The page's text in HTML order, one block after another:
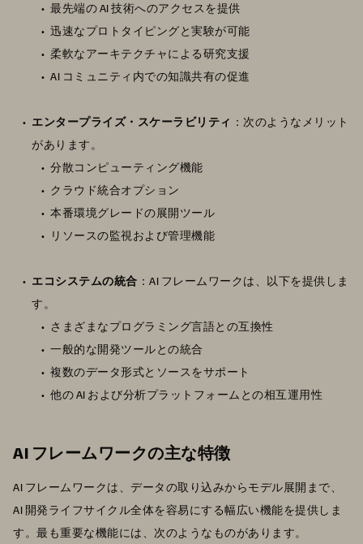
最先端の AI 技術へのアクセスを提供
迅速なプロトタイピングと実験が可能
柔軟なアーキテクチャによる研究支援
AI コミュニティ内での知識共有の促進
エンタープライズ・スケーラビリティ ：次のようなメリット
があります。
分散コンピューティング機能
クラウド統合オプション
本番環境グレードの展開ツール
リソースの監視および管理機能
エコシステムの統合 ：AI フレームワークは、以下を提供しま
す。
さまざまなプログラミング言語との互換性
一般的な開発ツールとの統合
複数のデータ形式とソースをサポート
他の AI および分析プラットフォームとの相互運用性
AI フレームワークの主な特徴
AI フレームワークは、データの取り込みからモデル展開まで、
AI 開発ライフサイクル全体を容易にする幅広い機能を提供しま
す。最も重要な機能には、次のようなものがあります。